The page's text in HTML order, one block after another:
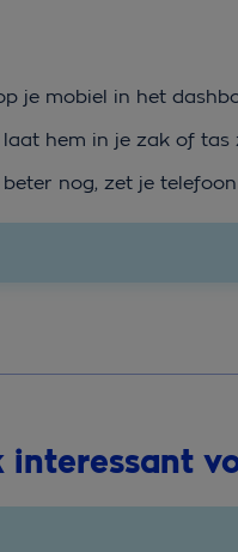
je mobiel in het
laat hem in je zak of tas
beter nog, zet je
interessant